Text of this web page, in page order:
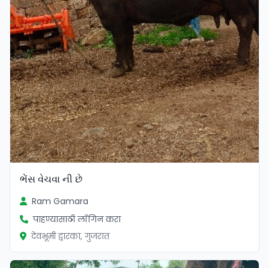
ભેંસ વેચવા ની છે
Ram Gamara
पाहण्यासाठी लॉगिन करा
देवभूमी द्वारका, गुजरात